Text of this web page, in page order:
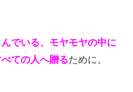
でいる、モヤモヤの中に
ての人へ贈るために。